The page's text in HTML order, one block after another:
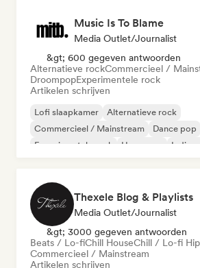
Music Is To Blame
Media Outlet/Journalist
&gt; 600 gegeven antwoorden
Alternatieve rockCommercieel /
DroompopExperimentele rock
Artikelen schrijven
Lofi slaapkamer
Alternatieve rock
Commercieel / Mainstream
Dance pop
Experimentele rock
Hyperpop Indie
Thexele Blog & Playlists
Media Outlet/Journalist
&gt; 3000 gegeven antwoorden
Beats / Lo-fiChill HouseChill / Lo-fi
Commercieel / Mainstream
Artikelen schrijven